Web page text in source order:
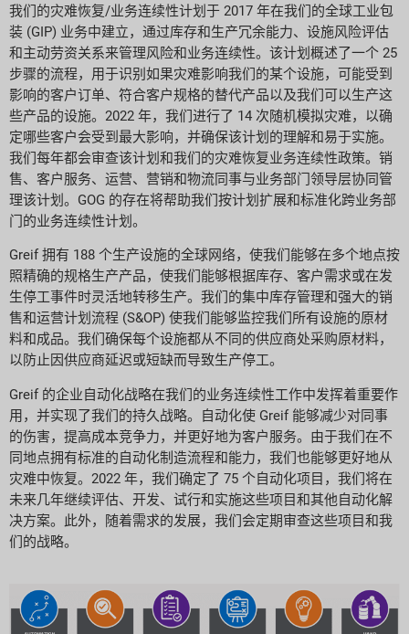
我们的灾难恢复/业务连续性计划于 2017 年在我们的全球工业包
装 (GIP) 业务中建立，通过库存和生产冗余能力、设施风险评估
和主动劳资关系来管理风险和业务连续性。该计划概述了一个 25
步骤的流程，用于识别如果灾难影响我们的某个设施，可能受到
影响的客户订单、符合客户规格的替代产品以及我们可以生产这
些产品的设施。2022 年，我们进行了 14 次随机模拟灾难，以确
定哪些客户会受到最大影响，并确保该计划的理解和易于实施。
我们每年都会审查该计划和我们的灾难恢复业务连续性政策。销
售、客户服务、运营、营销和物流同事与业务部门领导层协同管
理该计划。GOG 的存在将帮助我们按计划扩展和标准化跨业务部
门的业务连续性计划。
Greif 拥有 188 个生产设施的全球网络，使我们能够在多个地点按
照精确的规格生产产品，使我们能够根据库存、客户需求或在发
生停工事件时灵活地转移生产。我们的集中库存管理和强大的销
售和运营计划流程 (S&OP) 使我们能够监控我们所有设施的原材
料和成品。我们确保每个设施都从不同的供应商处采购原材料，
以防止因供应商延迟或短缺而导致生产停工。
Greif 的企业自动化战略在我们的业务连续性工作中发挥着重要作
用，并实现了我们的持久战略。自动化使 Greif 能够减少对同事
的伤害，提高成本竞争力，并更好地为客户服务。由于我们在不
同地点拥有标准的自动化制造流程和能力，我们也能够更好地从
灾难中恢复。2022 年，我们确定了 75 个自动化项目，我们将在
未来几年继续评估、开发、试行和实施这些项目和其他自动化解
决方案。此外，随着需求的发展，我们会定期审查这些项目和我
们的战略。